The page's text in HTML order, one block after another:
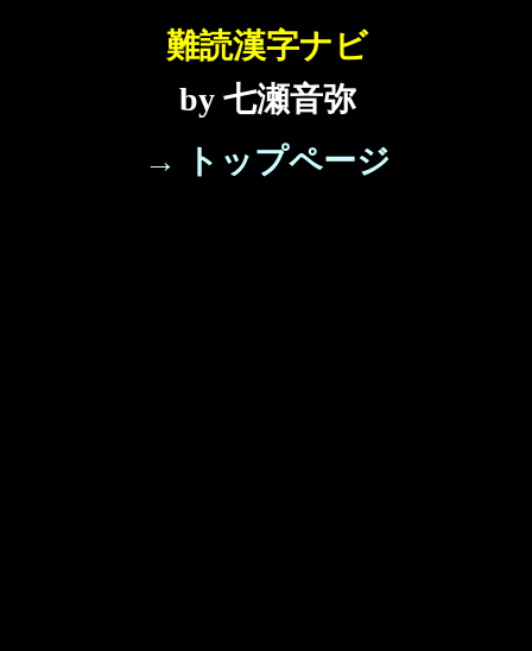
難読漢字ナビ
by 七瀬音弥
→ トップページ